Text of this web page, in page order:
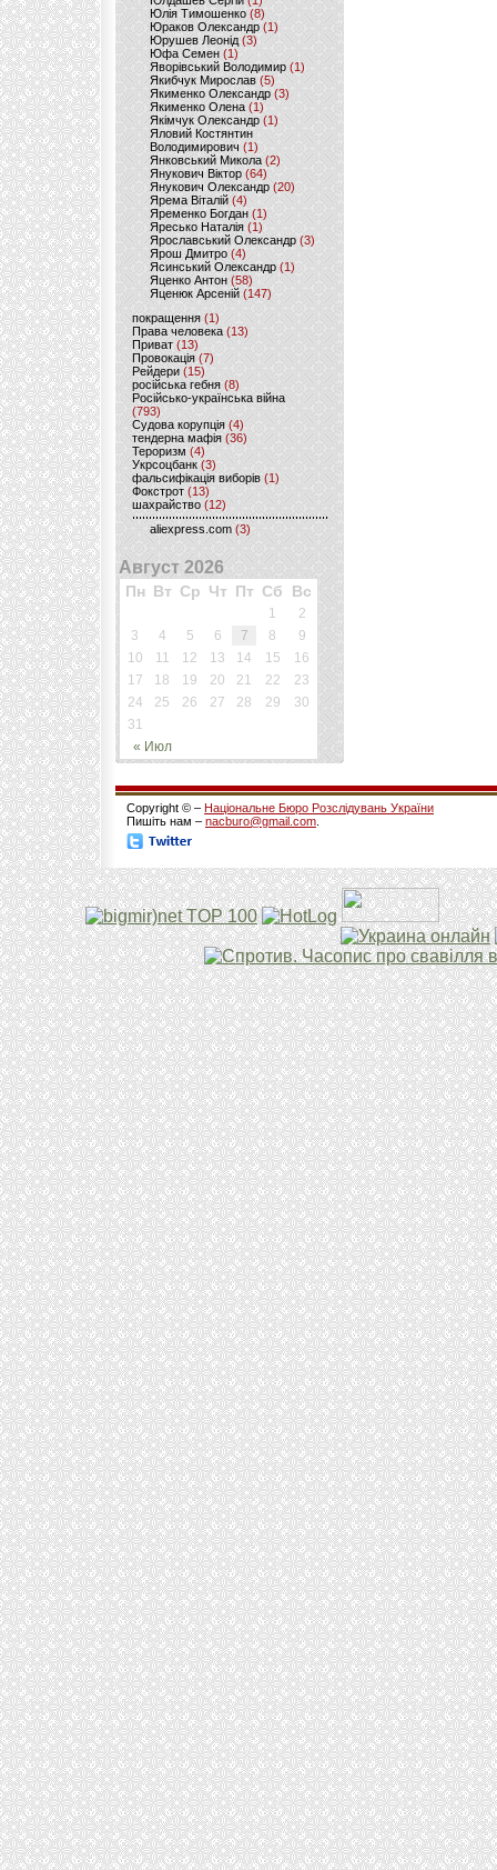
Юлія Тимошенко (8)
Юраков Олександр (1)
Юрушев Леонід (3)
Юфа Семен (1)
Яворівський Володимир (1)
Якибчук Мирослав (5)
Якименко Олександр (3)
Якименко Олена(1)
Якімчук Олександр (1)
Яловий Костянтин
Володимирович (1)
Янковський Микола(2)
Янукович Віктор (64)
Янукович Олександр(20)
Ярема Віталій(4)
Яременко Богдан(1)
Яресько Наталія(1)
Ярославський Олександр (3)
Ярош Дмитро (4)
Ясинський Олександр (1)
Яценко Антон(58)
Яценюк Арсеній (147)
покращення (1)
Права человека(13)
Приват (13)
Провокація (7)
Рейдери (15)
російська гебня (8)
Російсько-українська війна
(793)
Судова корупція (4)
тендерна мафія (36)
Тероризм (4)
Укрсоцбанк (3)
фальсифікація виборів (1)
Фокстрот(13)
шахрайство (12)
aliexpress.com (3)
Август 2026
Пн Вт Ср Чт Пт Сб Вс
« Июл
1
2
3
4 5 6 7 8
9
10
11 12 13 14 15
16
17
18 19 20 21 22
23
24
25 26 27 28 29
30
31
Copyright © – Національне Бюро Розслідувань України
Пишіть нам – nacburo@gmail.com